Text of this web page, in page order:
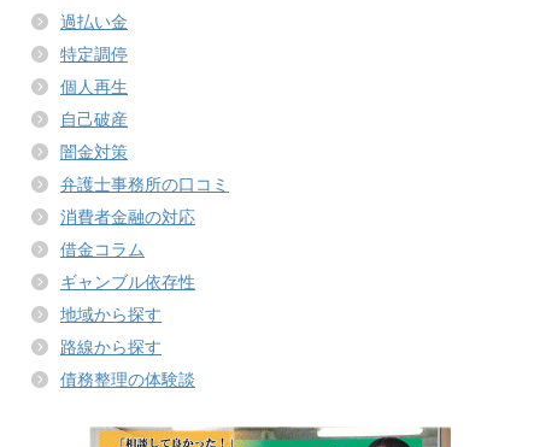
過払い金
特定調停
個人再生
自己破産
闇金対策
弁護士事務所の口コミ
消費者金融の対応
借金コラム
ギャンブル依存性
地域から探す
路線から探す
債務整理の体験談